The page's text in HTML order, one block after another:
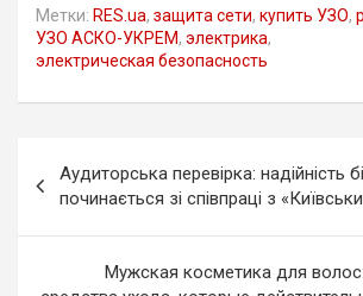
Метки: RES.ua, защита сети, купить УЗО,
УЗО АСКО-УКРЕМ, электрика,
электрическая безопасность
по
записям
Аудиторська перевірка: надійність
починається зі співпраці з
Мужская косметика для